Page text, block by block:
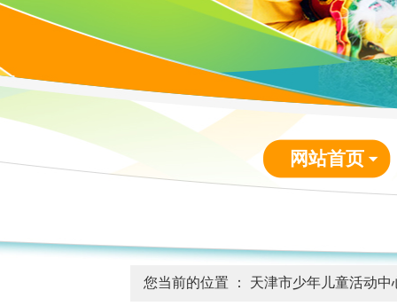
网站首页
您当前的位置 ： 天津市少年儿童活动中